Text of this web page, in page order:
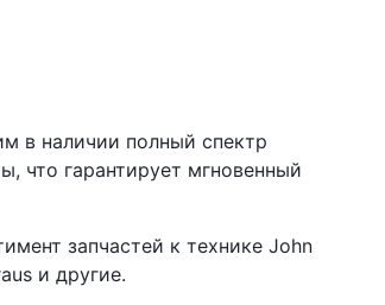
в наличии полный спектр
что гарантирует мгновенный
запчастей к технике John
и другие.